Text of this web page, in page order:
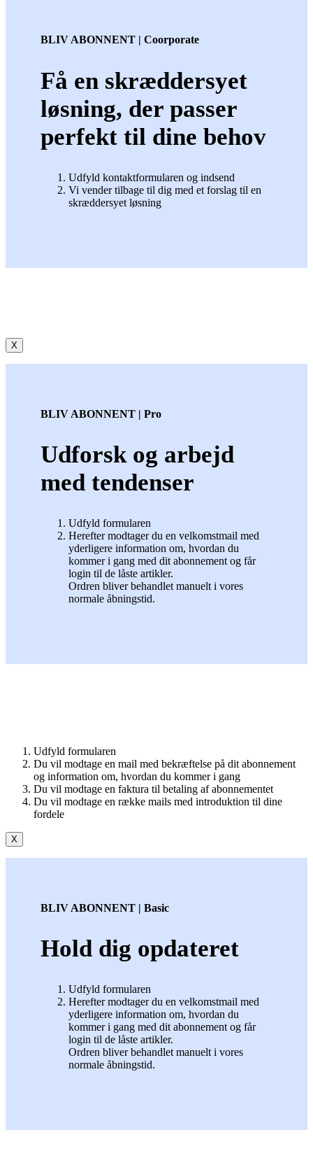
BLIV ABONNENT | Coorporate
Få en skræddersyet
løsning, der passer
perfekt til dine behov
Udfyld kontaktformularen og indsend
Vi vender tilbage til dig med et forslag til en
skræddersyet løsning
X
BLIV ABONNENT | Pro
Udforsk og arbejd
med tendenser
Udfyld formularen
Herefter modtager du en velkomstmail med
yderligere information om, hvordan du
kommer i gang med dit abonnement og får
login til de låste artikler.
Ordren bliver behandlet manuelt i vores
normale åbningstid.
Udfyld formularen
Du vil modtage en mail med bekræftelse på dit abonnement
og information om, hvordan du kommer i gang
Du vil modtage en faktura til betaling af abonnementet
Du vil modtage en række mails med introduktion til dine
fordele
X
BLIV ABONNENT | Basic
Hold dig opdateret
Udfyld formularen
Herefter modtager du en velkomstmail med
yderligere information om, hvordan du
kommer i gang med dit abonnement og får
login til de låste artikler.
Ordren bliver behandlet manuelt i vores
normale åbningstid.